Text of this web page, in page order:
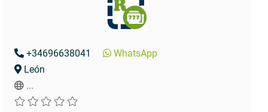
+34696638041
WhatsApp
León
...